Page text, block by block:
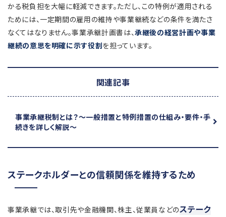
かる税負担を大幅に軽減できます。ただし、この特例が適用される
ためには、一定期間の雇用の維持や事業継続などの条件を満たさ
なくてはなりません。事業承継計画書は、承継後の経営計画や事業
継続の意思を明確に示す役割を担っています。
関連記事
事業承継税制とは？～一般措置と特例措置の仕組み・要件・手
続きを詳しく解説～
ステークホルダーとの信頼関係を維持するため
事業承継では、取引先や金融機関、株主、従業員などのステーク